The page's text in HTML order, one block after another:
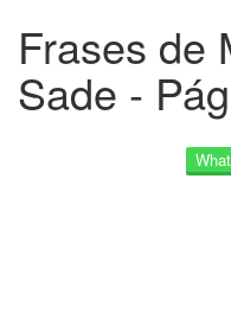
Frases de
Sade -